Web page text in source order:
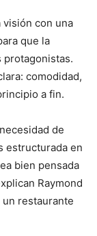
visión con una
que la
protagonistas.
comodidad,
a fin.
de
estructurada en
bien pensada
Raymond
restaurante